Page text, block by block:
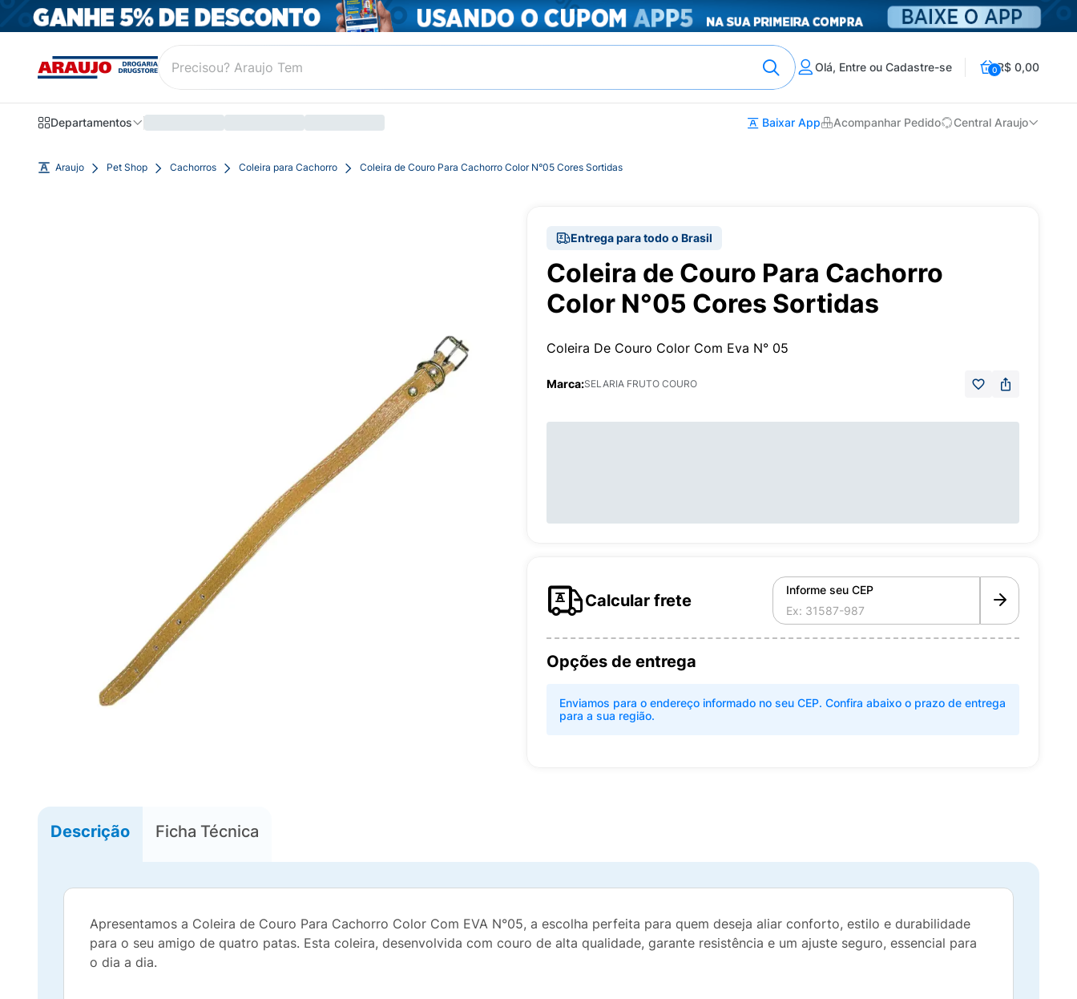
Olá, Entre ou Cadastre-se 0R$ 0,00
Departamentos Baixar App Acompanhar Pedido Central Araujo
Araujo Pet Shop Cachorros Coleira para Cachorro Coleira de Couro Para Cachorro Color N°05 Cores Sortidas
Entrega para todo o Brasil
Coleira de Couro Para Cachorro
Color N°05 Cores Sortidas
Coleira De Couro Color Com Eva N° 05
Marca:SELARIA FRUTO COURO
Calcular frete
Informe seu CEP
Opções de entrega
Enviamos para o endereço informado no seu CEP. Confira abaixo o prazo de entrega
para a sua região.
Descrição Ficha Técnica
Apresentamos a Coleira de Couro Para Cachorro Color Com EVA N°05, a escolha perfeita para quem deseja aliar conforto, estilo e durabilidade
para o seu amigo de quatro patas. Esta coleira, desenvolvida com couro de alta qualidade, garante resistência e um ajuste seguro, essencial para
o dia a dia.